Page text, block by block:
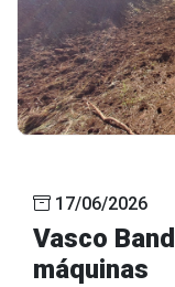
17/06/2026
Vasco
máquinas